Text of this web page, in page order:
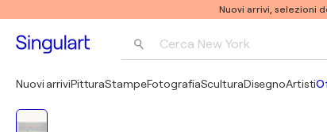
Nuovi arrivi, selezioni
Cerca New York
Nuovi arriviPitturaStampeFotografiaSculturaDisegnoArtisti